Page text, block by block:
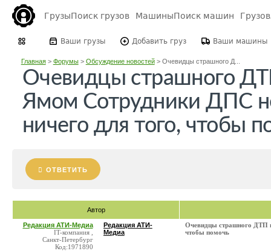
ГрузыПоиск грузов МашиныПоиск машин
Ваши грузы Добавить груз Ваши машины
Главная> Форумы> Обсуждение новостей> Очевидцы страшного Д...
Очевидцы страшного
Ямом Сотрудники ДПС
ничего для того, чтобы
ОТВЕТИТЬ
Автор
Редакция АТИ-Медиа
IT-компания ,
Санкт-Петербург
Код:1971890
Редакция АТИ-
Медиа
Очевидцы страшного ДТП
чтобы помочь